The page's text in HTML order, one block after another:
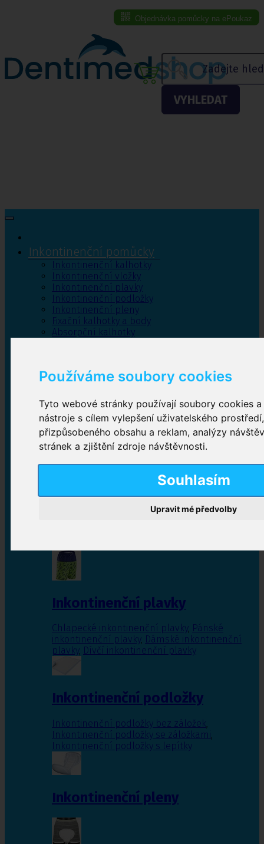
Používáme soubory cookies
Tyto webové stránky používají soubory cookies
nástroje s cílem vylepšení uživatelského
přizpůsobeného obsahu a reklam, analýzy
stránek a zjištění zdroje návštěvnosti.
Souhlasím
Upravit mé předvolby
Objednávka pomůcky na ePoukaz
VYHLEDAT
Inkontinenční pomůcky
Inkontinenční kalhotky
Inkontinenční vložky
Inkontinenční plavky
Inkontinenční podložky
Inkontinenční pleny
Fixační kalhotky a body
Absorpční kalhotky
Inkontinenční kalhotky
Plenkové kalhotky navlékací,Plenkové kalhotky
zalepovací,Inkontinenční kalhotky dámské
Inkontinenční vložky
Inkontinenční plavky
Chlapecké inkontinenční plavky, Pánské
inkontinenční plavky, Dámské inkontinenční
plavky, Dívčí inkontinenční plavky
Inkontinenční podložky
Inkontinenční podložky bez záložek,
Inkontinenční podložky se záložkami,
Inkontinenční podložky s lepítky
Inkontinenční pleny